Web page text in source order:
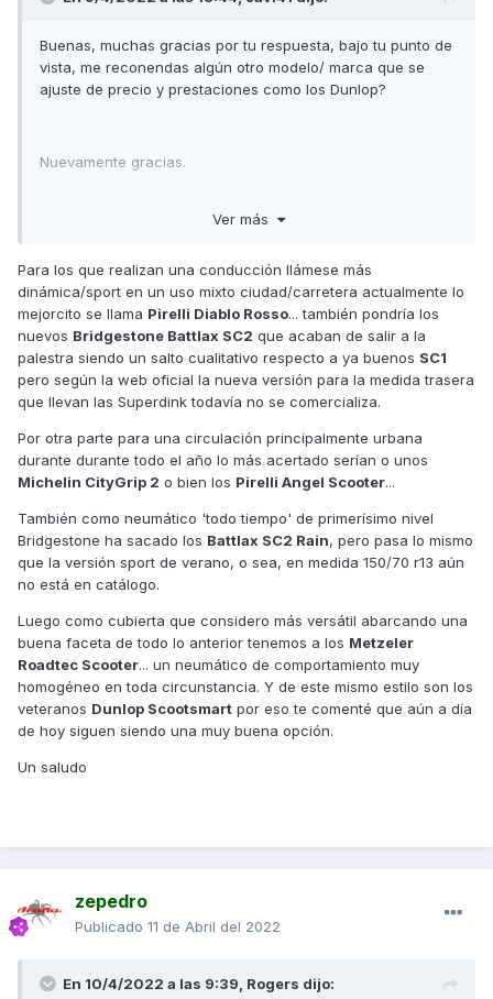
Buenas, muchas gracias por tu respuesta, bajo tu punto de
vista, me reconendas algún otro modelo/ marca que se
ajuste de precio y prestaciones como los Dunlop?
Nuevamente gracias.
Ver más
Para los que realizan una conducción llámese más
dinámica/sport en un uso mixto ciudad/carretera actualmente lo
mejorcito se llama Pirelli Diablo Rosso... también pondría los
nuevos Bridgestone Battlax SC2 que acaban de salir a la
palestra siendo un salto cualitativo respecto a ya buenos SC1
pero según la web oficial la nueva versión para la medida trasera
que llevan las Superdink todavía no se comercializa.
Por otra parte para una circulación principalmente urbana
durante durante todo el año lo más acertado serían o unos
Michelin CityGrip 2 o bien los Pirelli Angel Scooter...
También como neumático 'todo tiempo' de primerísimo nivel
Bridgestone ha sacado los Battlax SC2 Rain, pero pasa lo mismo
que la versión sport de verano, o sea, en medida 150/70 r13 aún
no está en catálogo.
Luego como cubierta que considero más versátil abarcando una
buena faceta de todo lo anterior tenemos a los Metzeler
Roadtec Scooter... un neumático de comportamiento muy
homogéneo en toda circunstancia. Y de este mismo estilo son los
veteranos Dunlop Scootsmart por eso te comenté que aún a día
de hoy siguen siendo una muy buena opción.
Un saludo
zepedro
Publicado 11 de Abril del 2022
En 10/4/2022 a las 9:39, Rogers dijo: